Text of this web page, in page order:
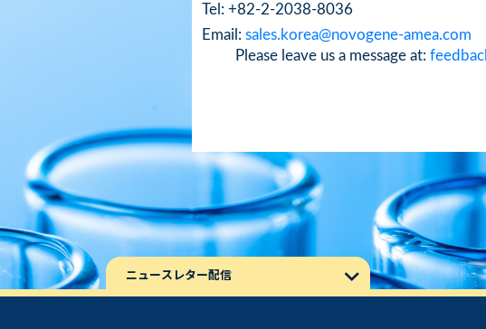
Tel: +82-2-2038-8036
Email: sales.korea@novogene-amea.com
Please leave us a message at:
ニュースレター配信